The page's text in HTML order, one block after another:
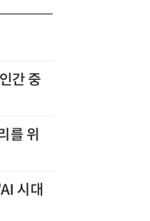
간 중
를 위
시대